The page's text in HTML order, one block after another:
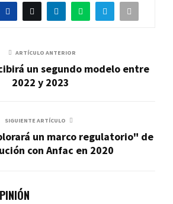
ARTÍCULO ANTERIOR
un segundo modelo entre
2022 y 2023
SIGUIENTE ARTÍCULO
un marco regulatorio" de
con Anfac en 2020